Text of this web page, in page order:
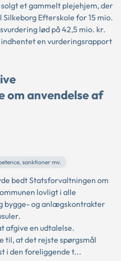
et gammelt plejehjem, der
Efterskole for 15 mio.
lød på 42,5 mio. kr.
en vurderingsrapport
om anvendelse af
sanktioner mv.
bedt Statsforvaltningen om
lovligt i alle
bygge- og anlægskontrakter
afgive en udtalelse.
til, at det rejste spørgsmål
i den foreliggende t...